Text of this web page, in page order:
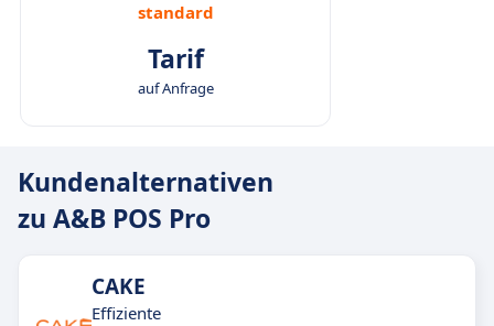
standard
Tarif
auf Anfrage
Kundenalternativen
zu A&B POS Pro
CAKE
Effiziente